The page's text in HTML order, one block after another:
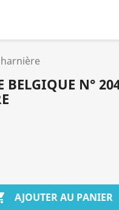
BELGIQUE N°
AJOUTER AU PANIER